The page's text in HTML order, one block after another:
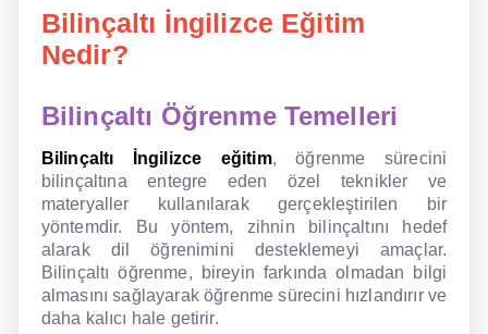
İngilizce Kursu
Offline İngilizce
Online İngilizce
Sözlük
Tavsiyeler
Gizlilik Politikası
Bilinçaltı İngilizce Eğitim
Nedir?
Bilinçaltı Öğrenme Temelleri
Bilinçaltı İngilizce eğitim, öğrenme sürecini
bilinçaltına entegre eden özel teknikler ve
materyaller kullanılarak gerçekleştirilen bir
yöntemdir. Bu yöntem, zihnin bilinçaltını hedef
alarak dil öğrenimini desteklemeyi amaçlar.
Bilinçaltı öğrenme, bireyin farkında olmadan bilgi
almasını sağlayarak öğrenme sürecini hızlandırır ve
daha kalıcı hale getirir.